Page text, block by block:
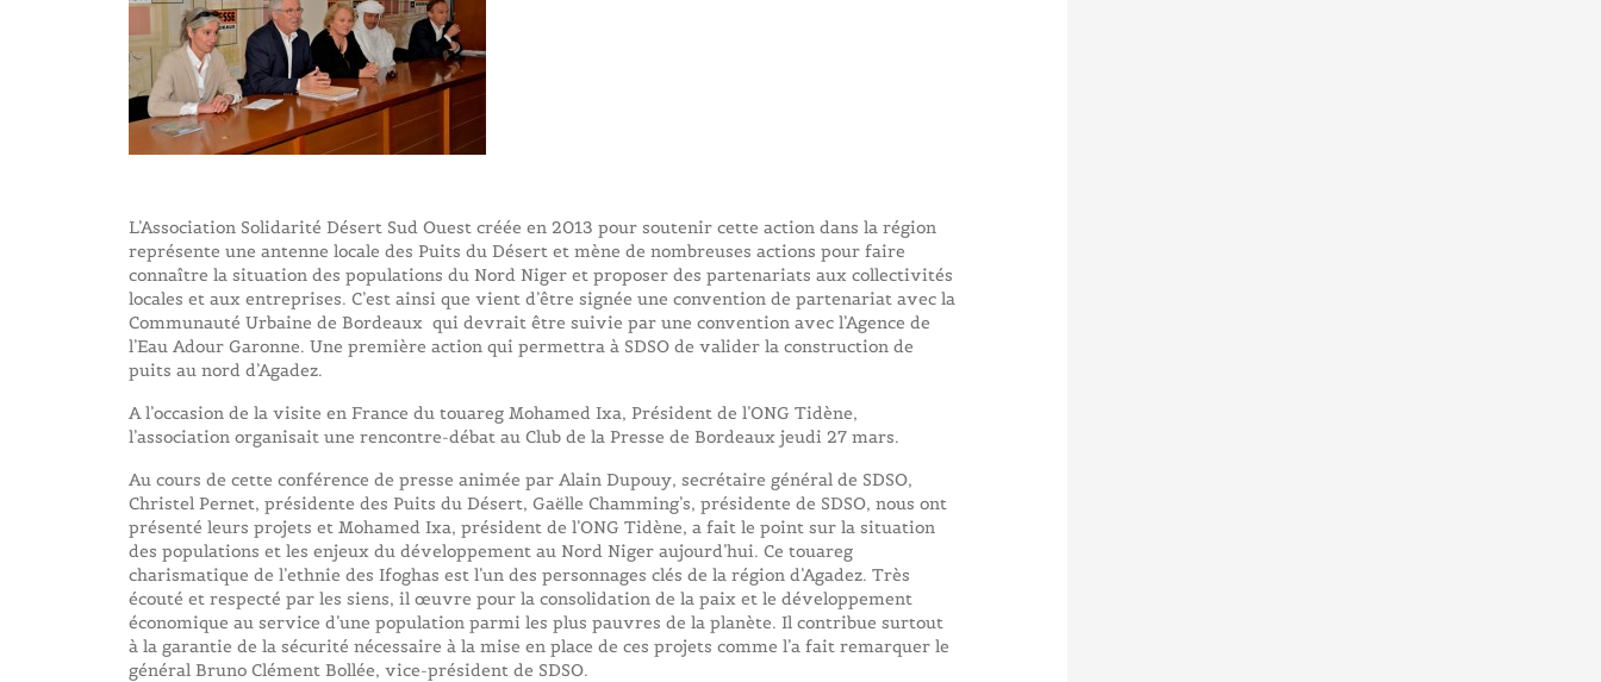
L’Association Solidarité Désert Sud Ouest créée en 2013 pour soutenir cette action dans la région
représente une antenne locale des Puits du Désert et mène de nombreuses actions pour faire
connaître la situation des populations du Nord Niger et proposer des partenariats aux collectivités
locales et aux entreprises. C’est ainsi que vient d’être signée une convention de partenariat avec la
Communauté Urbaine de Bordeaux qui devrait être suivie par une convention avec l’Agence de
l’Eau Adour Garonne. Une première action qui permettra à SDSO de valider la construction de
puits au nord d’Agadez.
A l’occasion de la visite en France du touareg Mohamed Ixa, Président de l’ONG Tidène,
l’association organisait une rencontre-débat au Club de la Presse de Bordeaux jeudi 27 mars.
Au cours de cette conférence de presse animée par Alain Dupouy, secrétaire général de SDSO,
Christel Pernet, présidente des Puits du Désert, Gaëlle Chamming’s, présidente de SDSO, nous ont
présenté leurs projets et Mohamed Ixa, président de l’ONG Tidène, a fait le point sur la situation
des populations et les enjeux du développement au Nord Niger aujourd’hui. Ce touareg
charismatique de l’ethnie des Ifoghas est l’un des personnages clés de la région d’Agadez. Très
écouté et respecté par les siens, il œuvre pour la consolidation de la paix et le développement
économique au service d’une population parmi les plus pauvres de la planète. Il contribue surtout
à la garantie de la sécurité nécessaire à la mise en place de ces projets comme l’a fait remarquer le
général Bruno Clément Bollée, vice-président de SDSO.